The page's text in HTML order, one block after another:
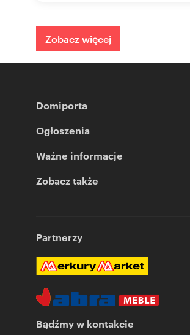
Zobacz więcej
Domiporta
Ogłoszenia
Ważne informacje
Zobacz także
Partnerzy
Bądźmy w kontakcie